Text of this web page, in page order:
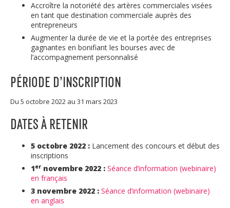
Accroître la notoriété des artères commerciales visées
en tant que destination commerciale auprès des
entrepreneurs
Augmenter la durée de vie et la portée des entreprises
gagnantes en bonifiant les bourses avec de
l’accompagnement personnalisé
PÉRIODE D’INSCRIPTION
Du 5 octobre 2022 au 31 mars 2023
DATES À RETENIR
5 octobre 2022 : Lancement des concours et début des
inscriptions
1er novembre 2022 : Séance d’information (webinaire)
en français
3 novembre 2022 : Séance d’information (webinaire)
en anglais